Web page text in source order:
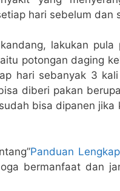
hari sebelum dan
lakukan
potongan daging
hari sebanyak 3
diberi pakan
bisa dipanen jika
Panduan
bermanfaat dan